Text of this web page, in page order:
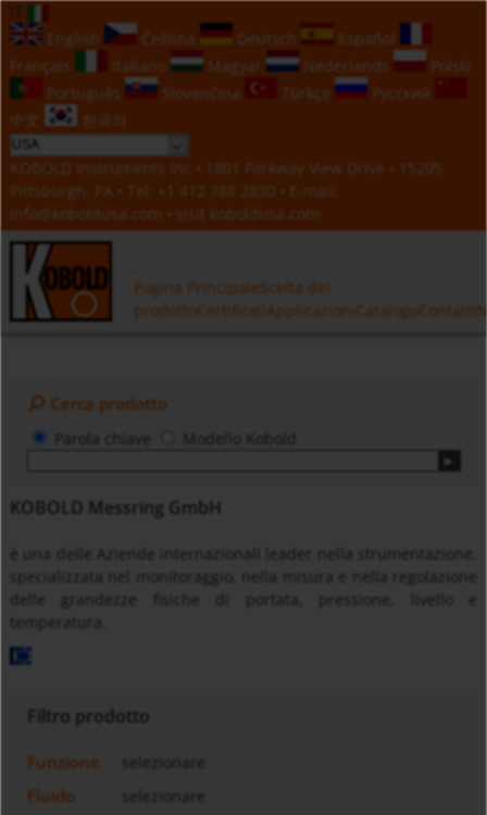
English
Čeština Deutsch
Español
Français
Italiano Magyar Nederlands
Polski
Português
Slovenčina Türkçe
Русский
中文
한국의
KOBOLD Instruments Inc • 1801 Parkway View Drive • 15205
Pittsburgh, PA • Tel:
+1 412 788 2830 • E-mail:
info@koboldusa.com • visit koboldusa.com
Pagina PrincipaleScelta del
prodottoCertificati Applicazioni CatalogoContatti
Cerca prodotto
Modello Kobold
KOBOLD Messring GmbH
è una delle Aziende internazionali leader nella strumentazione,
specializzata nel monitoraggio, nella misura e nella regolazione
delle grandezze fisiche di portata, pressione, livello e
Filtro prodotto
Funzione
Fluido